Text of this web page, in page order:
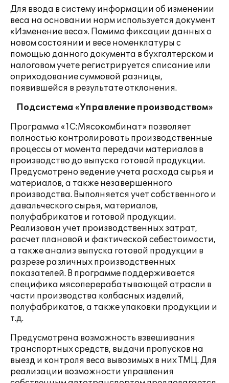
Для ввода в систему информации об изменении
веса на основании норм используется документ
«Изменение веса». Помимо фиксации данных о
новом состоянии и весе номенклатуры с
помощью данного документа в бухгалтерском и
налоговом учете регистрируется списание или
оприходование суммовой разницы,
появившейся в результате отклонения.
Подсистема «Управление производством»
Программа «1С:Мясокомбинат» позволяет
полностью контролировать производственные
процессы от момента передачи материалов в
производство до выпуска готовой продукции.
Предусмотрено ведение учета расхода сырья и
материалов, а также незавершенного
производства. Выполняется учет собственного и
давальческого сырья, материалов,
полуфабрикатов и готовой продукции.
Реализован учет производственных затрат,
расчет плановой и фактической себестоимости,
а также анализ выпуска готовой продукции в
разрезе различных производственных
показателей. В программе поддерживается
специфика мясоперерабатывающей отрасли в
части производства колбасных изделий,
полуфабрикатов, а также упаковки продукции и
т.д.
Предусмотрена возможность взвешивания
транспортных средств, выдачи пропусков на
выезд и контроля веса вывозимых в них ТМЦ. Для
реализации возможности управления